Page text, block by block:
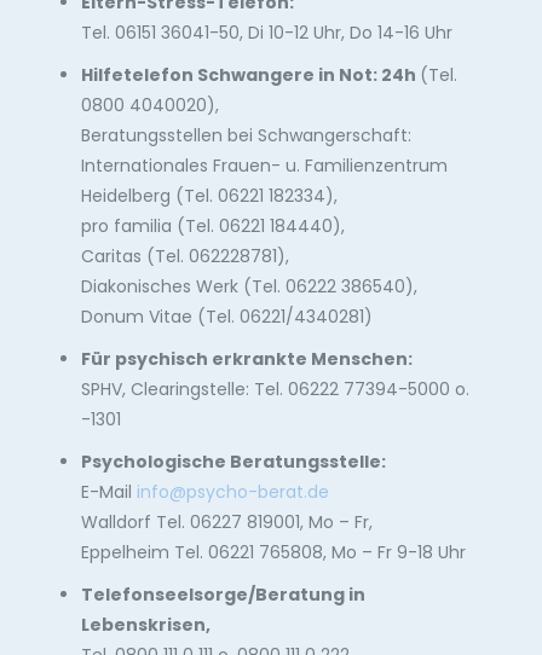
Tel. 06151 36041-50, Di 10-12 Uhr, Do 14-16 Uhr
Hilfetelefon Schwangere in Not: 24h (Tel.
0800 4040020),
Beratungsstellen bei Schwangerschaft:
Internationales Frauen- u. Familienzentrum
Heidelberg (Tel. 06221 182334),
pro familia (Tel. 06221 184440),
Caritas (Tel. 062228781),
Diakonisches Werk (Tel. 06222 386540),
Donum Vitae (Tel. 06221/4340281)
Für psychisch erkrankte Menschen:
SPHV, Clearingstelle: Tel. 06222 77394-5000 o.
-1301
Psychologische Beratungsstelle:
E-Mail info@psycho-berat.de
Walldorf Tel. 06227 819001, Mo – Fr,
Eppelheim Tel. 06221 765808, Mo – Fr 9-18 Uhr
Telefonseelsorge/Beratung in
Lebenskrisen,